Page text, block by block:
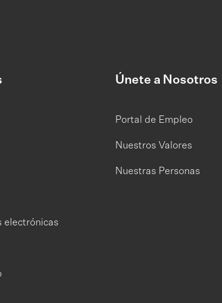
electrónicas
Únete a Nosotros
Portal de Empleo
Nuestros Valores
Nuestras Personas